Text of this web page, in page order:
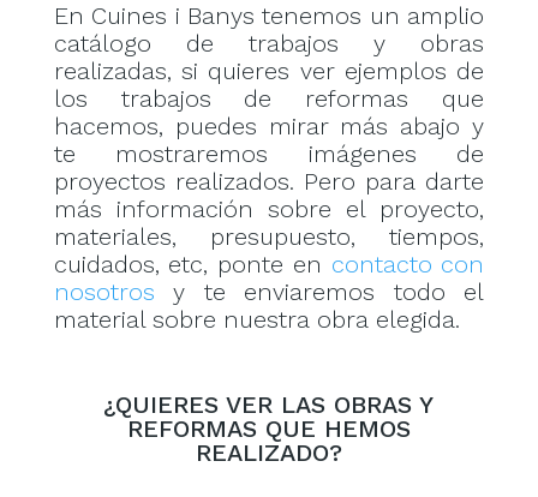
En Cuines i Banys tenemos un amplio
catálogo de trabajos y obras
realizadas, si quieres ver ejemplos de
los trabajos de reformas que
hacemos, puedes mirar más abajo y
te mostraremos imágenes de
proyectos realizados. Pero para darte
más información sobre el proyecto,
materiales, presupuesto, tiempos,
cuidados, etc, ponte en contacto con
nosotros y te enviaremos todo el
material sobre nuestra obra elegida.
¿QUIERES VER LAS OBRAS Y
REFORMAS QUE HEMOS
REALIZADO?